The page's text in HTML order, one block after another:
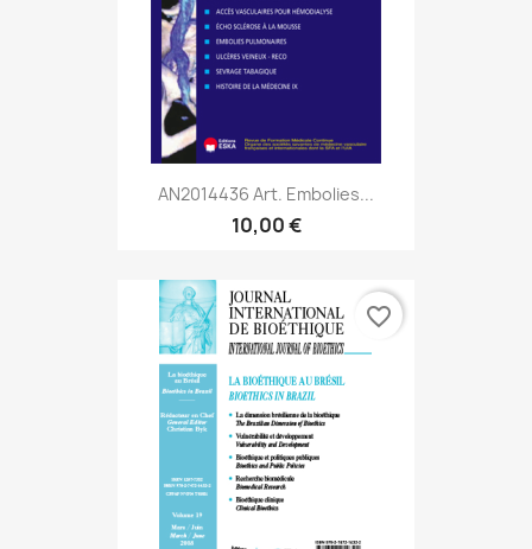
AN2014436 Art. Embolies...
10,00 €
favorite_border